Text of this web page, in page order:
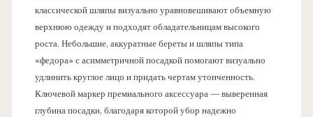
классической шляпы визуально уравновешивают объемную
верхнюю одежду и подходят обладательницам высокого
роста. Небольшие, аккуратные береты и шляпы типа
«федора» с асимметричной посадкой помогают визуально
удлинить круглое лицо и придать чертам утонченность.
Ключевой маркер премиального аксессуара — выверенная
глубина посадки, благодаря которой убор надежно